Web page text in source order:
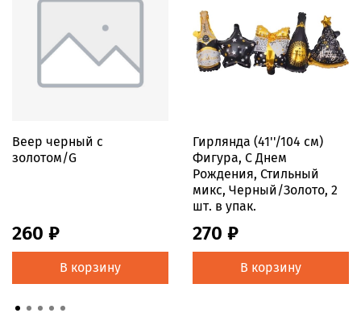
Веер черный с
золотом/G
260 ₽
В корзину
Гирлянда (41''/104 см)
Фигура, С Днем
Рождения, Стильный
микс, Черный/Золото, 2
шт. в упак.
270 ₽
В корзину